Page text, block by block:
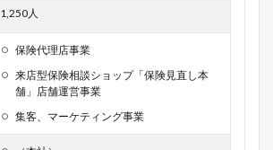
1,250人
保険代理店事業
来店型保険相談ショップ「保険見直し本
舗」店舗運営事業
集客、マーケティング事業